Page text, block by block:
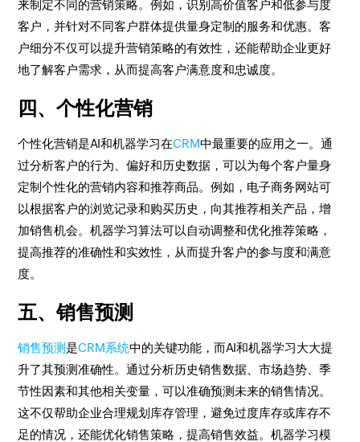
来制定不同的营销策略。例如，识别高价值客户和低参与度
客户，并针对不同客户群体提供量身定制的服务和优惠。客
户细分不仅可以提升营销策略的有效性，还能帮助企业更好
地了解客户需求，从而提高客户满意度和忠诚度。
四、个性化营销
个性化营销是AI和机器学习在CRM中最重要的应用之一。通
过分析客户的行为、偏好和历史数据，可以为每个客户量身
定制个性化的营销内容和推荐商品。例如，电子商务网站可
以根据客户的浏览记录和购买历史，向其推荐相关产品，增
加销售机会。机器学习算法可以自动调整和优化推荐策略，
提高推荐的准确性和实效性，从而提升客户的参与度和满意
度。
五、销售预测
销售预测是CRM系统中的关键功能，而AI和机器学习大大提
升了其预测准确性。通过分析历史销售数据、市场趋势、季
节性因素和其他相关变量，可以准确预测未来的销售情况。
这不仅帮助企业合理规划库存管理，避免过度库存或库存不
足的情况，还能优化销售策略，提高销售效益。机器学习模